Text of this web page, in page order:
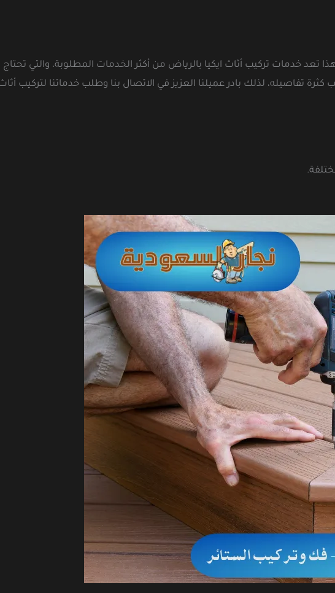
تعد خدمات تركيب أثاث ايكيا بالرياض من أكثر الخدمات المطلوبة، والتي تحتاج
تفاصيله، لذلك بادر عميلنا العزيز في الاتصال بنا وطلب خدماتنا لتركيب